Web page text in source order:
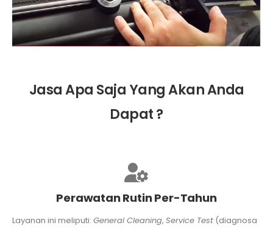
Jasa Apa Saja Yang Akan Anda
Dapat ?
Perawatan Rutin Per-Tahun
Layanan ini meliputi: General Cleaning, Service Test (diagnosa